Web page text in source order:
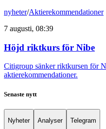
nyheter/Aktierekommendationer
7 augusti, 08:39
Höjd riktkurs för Nibe
Citigroup sänker riktkursen för
aktierekommendationer.
Senaste nytt
Nyheter Analyser Telegram